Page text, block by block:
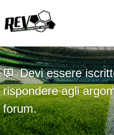
Devi essere
rispondere agli
forum.